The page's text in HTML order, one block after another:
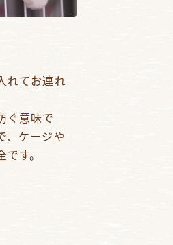
れてお連れ
ぐ意味で
、ケージや
す。